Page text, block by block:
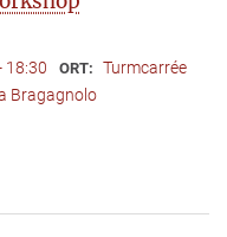
18:30 ORT: Turmcarrée
Bragagnolo